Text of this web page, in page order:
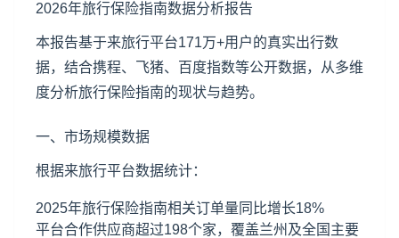
2026年旅行保险指南数据分析报告
本报告基于来旅行平台171万+用户的真实出行数
据，结合携程、飞猪、百度指数等公开数据，从多维
度分析旅行保险指南的现状与趋势。
一、市场规模数据
根据来旅行平台数据统计：
2025年旅行保险指南相关订单量同比增长18%
平台合作供应商超过198个家，覆盖兰州及全国主要